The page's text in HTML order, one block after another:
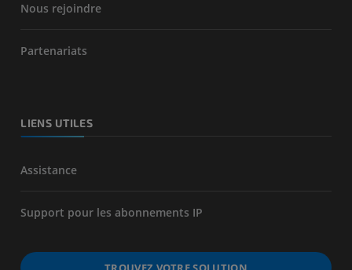
Nous rejoindre
Partenariats
LIENS UTILES
Assistance
Support pour les abonnements IP